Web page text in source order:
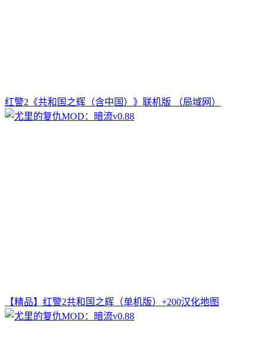
红警2《共和国之辉（含中国）》联机版 （局域网）
【精品】红警2共和国之辉（单机版）+200汉化地图